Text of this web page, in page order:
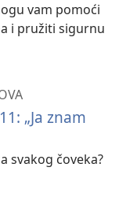
vam pomoći
i pružiti sigurnu
„Ja znam
svakog čoveka?